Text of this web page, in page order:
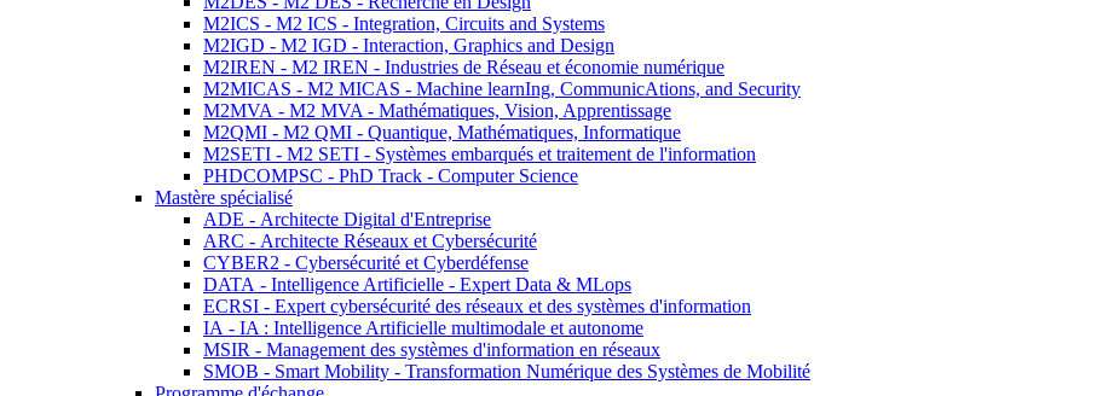
M2ICS - M2 ICS - Integration, Circuits and Systems
M2IGD - M2 IGD - Interaction, Graphics and Design
M2IREN - M2 IREN - Industries de Réseau et économie numérique
M2MICAS - M2 MICAS - Machine learnIng, CommunicAtions, and Security
M2MVA - M2 MVA - Mathématiques, Vision, Apprentissage
M2QMI - M2 QMI - Quantique, Mathématiques, Informatique
M2SETI - M2 SETI - Systèmes embarqués et traitement de l'information
PHDCOMPSC - PhD Track - Computer Science
Mastère spécialisé
ADE - Architecte Digital d'Entreprise
ARC - Architecte Réseaux et Cybersécurité
CYBER2 - Cybersécurité et Cyberdéfense
DATA - Intelligence Artificielle - Expert Data & MLops
ECRSI - Expert cybersécurité des réseaux et des systèmes d'information
IA - IA : Intelligence Artificielle multimodale et autonome
MSIR - Management des systèmes d'information en réseaux
SMOB - Smart Mobility - Transformation Numérique des Systèmes de Mobilité